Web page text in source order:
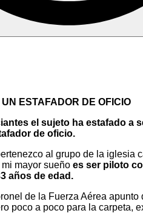
ESTAFADOR DE OFICIO
el sujeto ha estafado a
de oficio.
al grupo de la iglesia
mayor sueño es ser piloto
años de edad.
de la Fuerza Aérea
poco a poco para la carpeta,